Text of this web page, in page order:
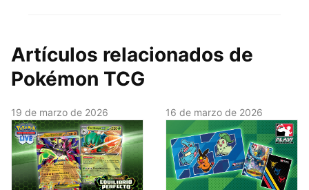
Artículos relacionados de
Pokémon TCG
19 de marzo de 2026 16 de marzo de 2026